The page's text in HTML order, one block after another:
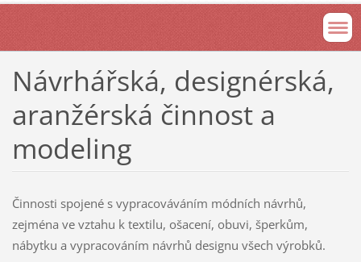
Návrhářská, designérská,
aranžérská činnost a
modeling
Činnosti spojené s vypracováváním módních návrhů,
zejména ve vztahu k textilu, ošacení, obuvi, šperkům,
nábytku a vypracováním návrhů designu všech výrobků.